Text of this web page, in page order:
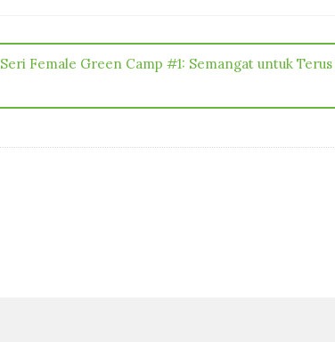
Seri Female Green Camp #1: Semangat untuk